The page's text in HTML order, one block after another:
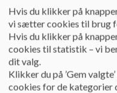
fællesarrangementer i
At alle elever uanset
forudsætninger kan
lejrskoleophold mm. på
At praktikforløb og
eleverne bedst muligt til
At arrangementer og
Hvis du klikker på
vi sætter cookies til brug
Hvis du klikker på
cookies til statistik – vi
dit valg.
Klikker du på ’Gem
cookies for de kategorier